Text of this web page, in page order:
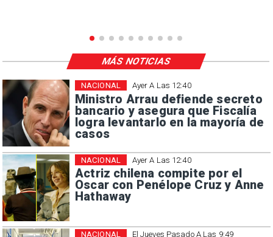
Ayer A Las 12:40
Ministro Arrau defiende secreto
bancario y asegura que Fiscalía
logra levantarlo en la mayoría de
casos
NACIONAL
Ayer A Las 12:40
Actriz chilena compite por el
Oscar con Penélope Cruz y Anne
Hathaway
NACIONAL
El Jueves Pasado A Las 9:49
NACIONAL
MÁS NOTICIAS